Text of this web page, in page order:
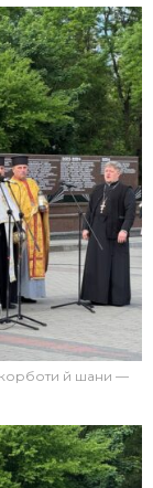
й шани —